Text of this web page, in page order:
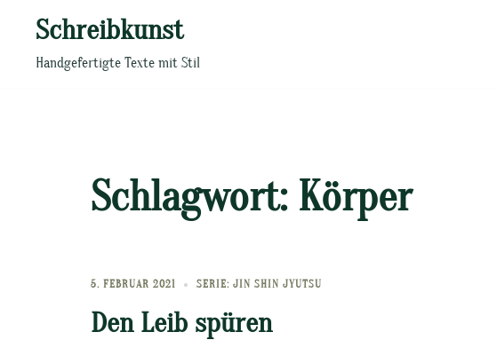
springen
Schreibkunst
Handgefertigte Texte mit Stil
Schlagwort: Körper
5. FEBRUAR 2021 SERIE: JIN SHIN JYUTSU
Den Leib spüren